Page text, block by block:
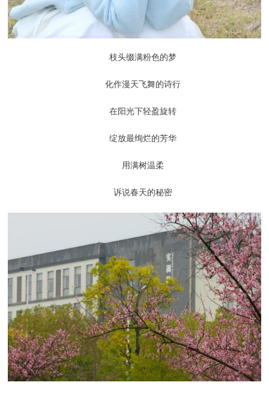
枝头缀满粉色的梦
化作漫天飞舞的诗行
在阳光下轻盈旋转
绽放最绚烂的芳华
用满树温柔
诉说春天的秘密